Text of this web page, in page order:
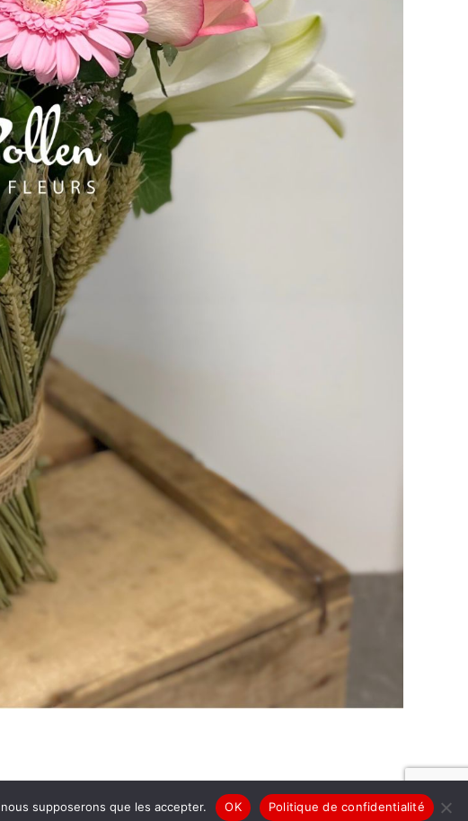
de confidentialité
supposerons que les accepter. OK Politique de confidentialité